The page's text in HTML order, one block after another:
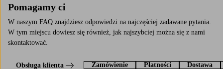
Pomagamy ci
W naszym FAQ znajdziesz odpowiedzi na najczęściej zadawane pytania.
W tym miejscu dowiesz się również, jak najszybciej można się z nami
skontaktować.
Obsługa klienta Zamówienie Płatności Dostawa